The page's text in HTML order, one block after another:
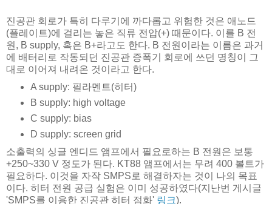
진공관 회로가 특히 다루기에 까다롭고 위험한 것은 애노드
(플레이트)에 걸리는 놓은 직류 전압(+) 때문이다. 이를 B 전
원, B supply, 혹은 B+라고도 한다. B 전원이라는 이름은 과거
에 배터리로 작동되던 진공관 증폭기 회로에 쓰던 명칭이 그
대로 이어져 내려온 것이라고 한다.
A supply: 필라멘트(히터)
B supply: high voltage
C supply: bias
D supply: screen grid
소출력의 싱글 엔디드 앰프에서 필요로하는 B 전원은 보통
+250~330 V 정도가 된다. KT88 앰프에서는 무려 400 볼트가
필요하다. 이것을 자작 SMPS로 해결하자는 것이 나의 목표
이다. 히터 전원 공급 실험은 이미 성공하였다(지난번 게시글
'SMPS를 이용한 진공관 히터 점화' 링크).